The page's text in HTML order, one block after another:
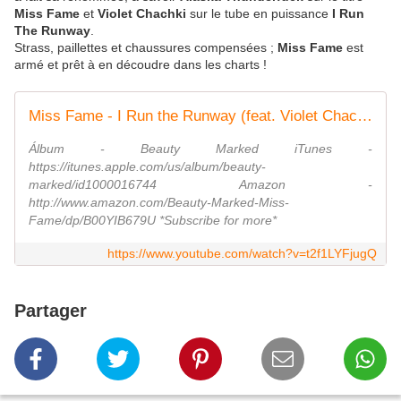
Miss Fame et Violet Chachki sur le tube en puissance I Run
The Runway
Strass, paillettes et chaussures compensées ; Miss Fame est
armé et prêt à en découdre dans les charts !
Miss Fame - I Run the Runway (feat. Violet Chachki)
Álbum - Beauty Marked iTunes -
https://itunes.apple.com/us/album/beauty-
marked/id1000016744 Amazon -
http://www.amazon.com/Beauty-Marked-Miss-
Fame/dp/B00YIB679U *Subscribe for more*
https://www.youtube.com/watch?v=t2f1LYFjugQ
Partager